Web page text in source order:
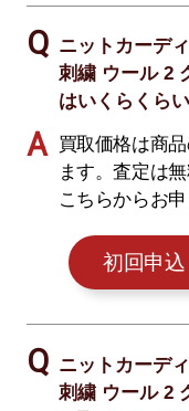
ニットカーデ
刺繍 ウール 2
はいくらくら
買取価格は商
ます。査定は
こちらからお
初回申込
ニットカーデ
刺繍 ウール 2